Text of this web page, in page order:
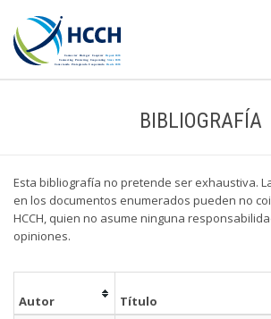
BIBLIOGRAFÍA
Esta bibliografía no pretende ser exhaustiva.
en los documentos enumerados pueden no
HCCH, quien no asume ninguna
opiniones.
Autor Título